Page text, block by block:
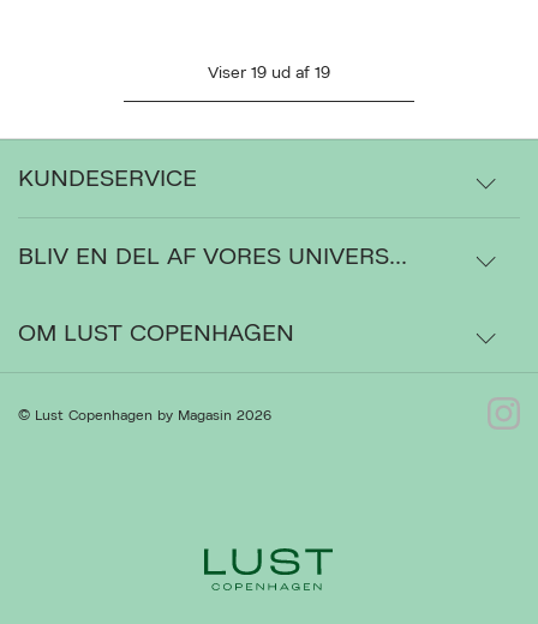
Viser 19 ud af 19
KUNDESERVICE
Levering
Ordrestatus
Gå til Kundeservice
BLIV EN DEL AF VORES UNIVERS...
OM LUST COPENHAGEN
Om os
© Lust Copenhagen by Magasin 2026